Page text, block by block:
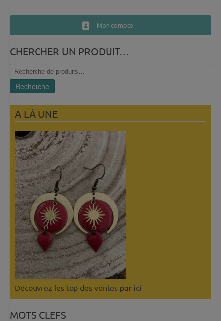
Mon compte
CHERCHER UN PRODUIT…
Recherche
pour :
Recherche
A LÀ UNE
Découvrez les top des ventes par ici
MOTS CLEFS